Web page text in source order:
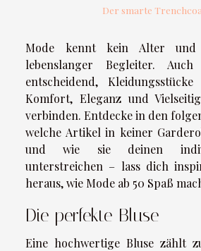
Der smarte
Mode kennt kein Alter
lebenslanger Begleiter.
entscheidend,
Komfort, Eleganz und
verbinden. Entdecke in den
welche Artikel in keiner
und wie sie deinen
unterstreichen – lass dich
heraus, wie Mode ab 50 Spaß
Die perfekte Bluse
Eine hochwertige Bluse zählt